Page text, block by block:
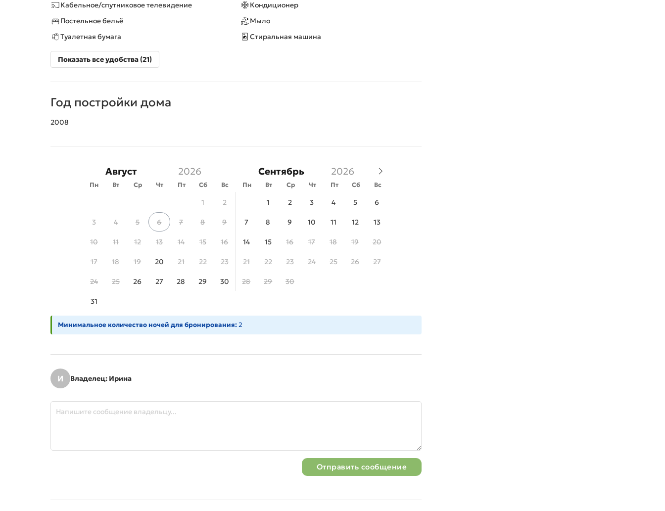
Кабельное/спутниковое телевидение
Кондиционер
Постельное бельё
Мыло
Туалетная бумага
Стиральная машина
Показать все удобства (21)
Год постройки дома
2008
Август Сентябрь
Пн Вт Ср Чт Пт Сб Вс Пн Вт Ср Чт Пт Сб Вс
1 2
3 4 5 6 7 8 9
10 11 12 13 14 15 16
17 18 19 20 21 22 23
24 25 26 27 28 29 30
31
1 2 3 4 5 6
7 8 9 10 11 12 13
14 15 16 17 18 19 20
21 22 23 24 25 26 27
28 29 30
Минимальное количество ночей для бронирования:2
И Владелец: Ирина
Отправить сообщение